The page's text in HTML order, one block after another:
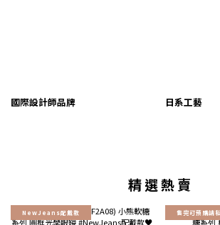
國際設計師品牌 日系工藝
精 選 熱 賣
NewJeans配戴款 售完可預購請